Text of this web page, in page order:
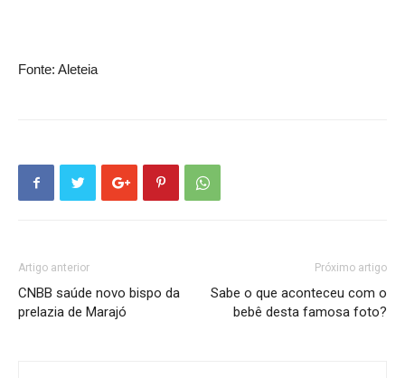
Fonte: Aleteia
Artigo anterior
CNBB saúde novo bispo da
prelazia de Marajó
Próximo artigo
Sabe o que aconteceu com o
bebê desta famosa foto?